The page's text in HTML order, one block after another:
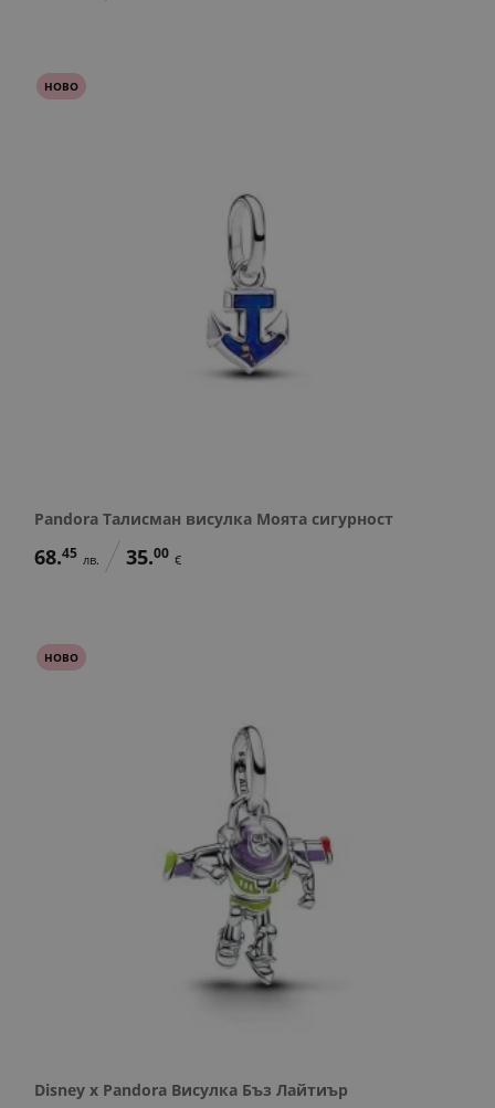
НОВО
Pandora Талисман висулка Моята сигурност
68.45 лв. 35.00 €
НОВО
Disney x Pandora Висулка Бъз Лайтиър